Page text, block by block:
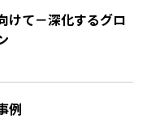
けて－深化するグロ
例